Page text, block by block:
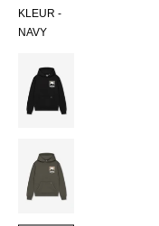
KLEUR -
NAVY
BLACK
DUSTY
OLIVE